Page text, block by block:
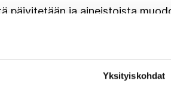
Yksityiskohdat
päivitetään ja aineistoista
johtaja
ja käsittely on hyvin kallista
edellyttää